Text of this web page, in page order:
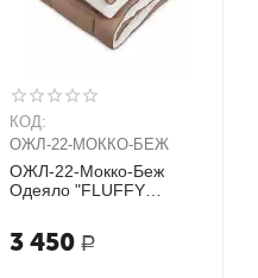
КОД:
ОЖЛ-22-МОККО-БЕЖ
ОЖЛ-22-Мокко-Беж
Одеяло "FLUFFY
3 450 Р